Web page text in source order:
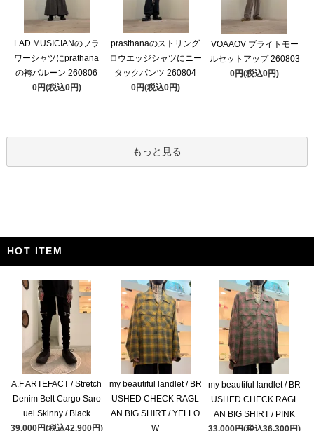
LAD MUSICIANのフラ
ワーシャツにprathana
の袴バルーン 260806
0円(税込0円)
prasthanaのストリング
ロウエッジシャツにニー
タックパンツ 260804
0円(税込0円)
VOAAOV ブライトモー
ルセットアップ 260803
0円(税込0円)
もっと見る
HOT ITEM
A.F ARTEFACT / Stretch
Denim Belt Cargo Saro
uel Skinny / Black
39,000円(税込42,900円)
my beautiful landlet / BR
USHED CHECK RAGL
AN BIG SHIRT / YELLO
W
my beautiful landlet / BR
USHED CHECK RAGL
AN BIG SHIRT / PINK
33,000円(税込36,300円)